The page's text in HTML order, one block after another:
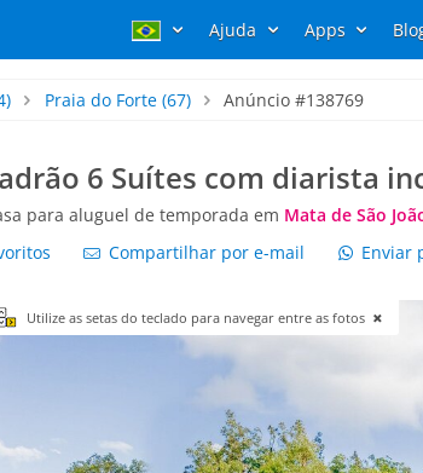
Ajuda Apps
Praia do Forte(67) Anúncio #138769
6 Suítes com diarista
para aluguel de temporada em Mata de São
Compartilhar por e-mail Enviar
Utilize as setas do teclado para navegar entre as fotos